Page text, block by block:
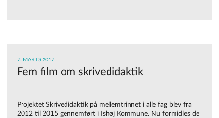
7. MARTS 2017
Fem film om skrivedidaktik
Projektet Skrivedidaktik på mellemtrinnet i alle fag blev fra
2012 til 2015 gennemført i Ishøj Kommune. Nu formidles de